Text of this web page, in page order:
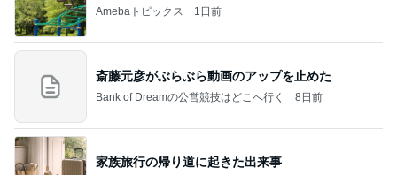
Amebaトピックス 1日前
斎藤元彦がぶらぶら動画のアップを止めた
Bank of Dreamの公営競技はどこへ行く 8日前
家族旅行の帰り道に起きた出来事